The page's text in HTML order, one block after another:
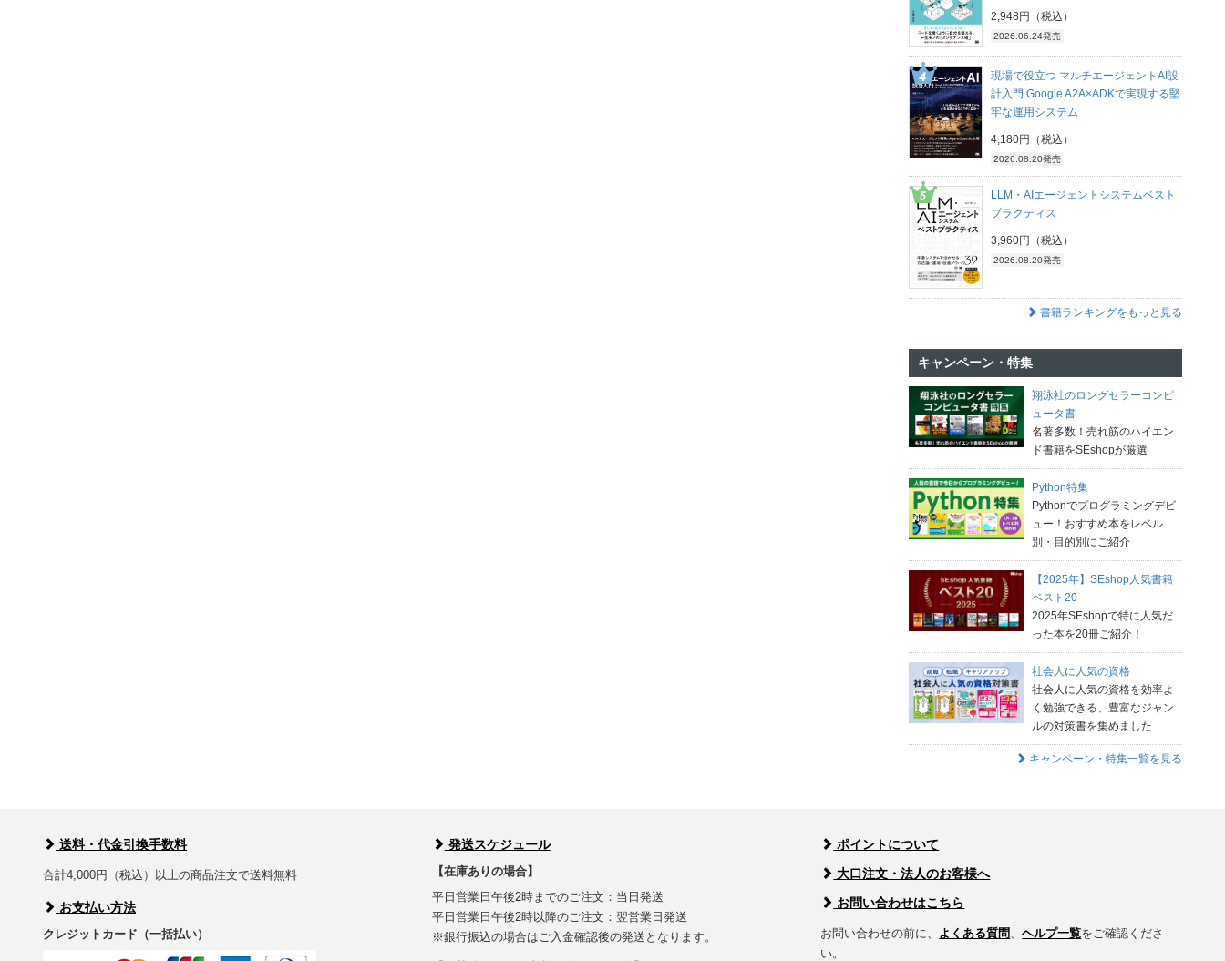
2,948円（税込）
2026.06.24発売
現場で役立つ マルチエージェントAI設
計入門 Google A2A×ADKで実現する堅
牢な運用システム
4,180円（税込）
2026.08.20発売
LLM・AIエージェントシステムベスト
プラクティス
3,960円（税込）
2026.08.20発売
書籍ランキングをもっと見る
キャンペーン・特集
翔泳社のロングセラーコンピ
ュータ書
名著多数！売れ筋のハイエン
ド書籍をSEshopが厳選
Python特集
Pythonでプログラミングデビ
ュー！おすすめ本をレベル
別・目的別にご紹介
【2025年】SEshop人気書籍
ベスト20
2025年SEshopで特に人気だ
った本を20冊ご紹介！
社会人に人気の資格
社会人に人気の資格を効率よ
く勉強できる、豊富なジャン
ルの対策書を集めました
キャンペーン・特集一覧を見る
送料・代金引換手数料
合計4,000円（税込）以上の商品注文で送料無料
お支払い方法
クレジットカード（一括払い）
発送スケジュール
【在庫ありの場合】
平日営業日午後2時までのご注文：当日発送
平日営業日午後2時以降のご注文：翌営業日発送
※銀行振込の場合はご入金確認後の発送となります。
ポイントについて
大口注文・法人のお客様へ
お問い合わせはこちら
お問い合わせの前に、 よくある質問、ヘルプ一覧をご確認くださ
い。